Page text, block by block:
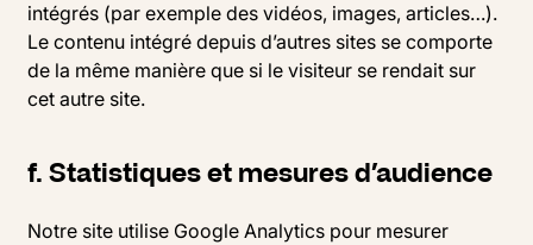
intégrés (par exemple des vidéos, images, articles…).
Le contenu intégré depuis d’autres sites se comporte
de la même manière que si le visiteur se rendait sur
cet autre site.
f. Statistiques et mesures d’audience
Notre site utilise Google Analytics pour mesurer